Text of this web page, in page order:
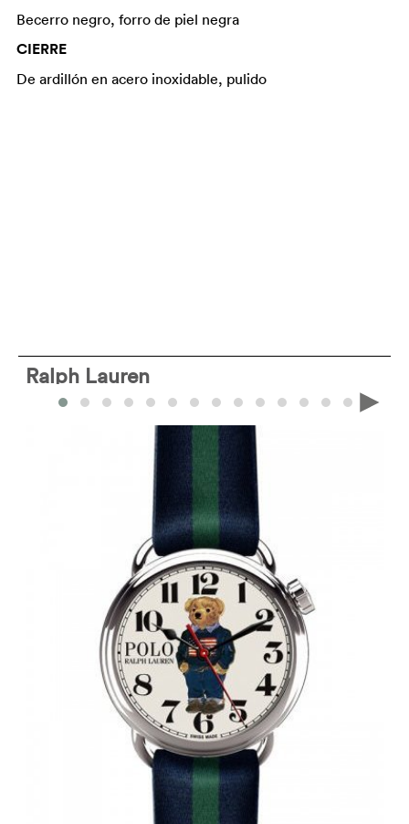
Becerro negro, forro de piel negra
CIERRE
De ardillón en acero inoxidable, pulido
Ralph Lauren